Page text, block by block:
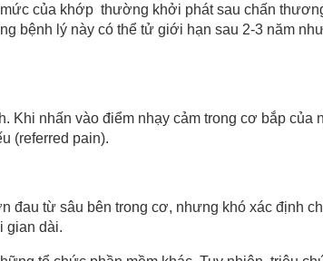
của khớp thường khởi phát sau chấn
bệnh lý này có thể tử giới hạn sau 2-3 năm
nhấn vào điểm nhạy cảm trong cơ bắp
(referred pain).
từ sâu bên trong cơ, nhưng khó xác định
gian dài.